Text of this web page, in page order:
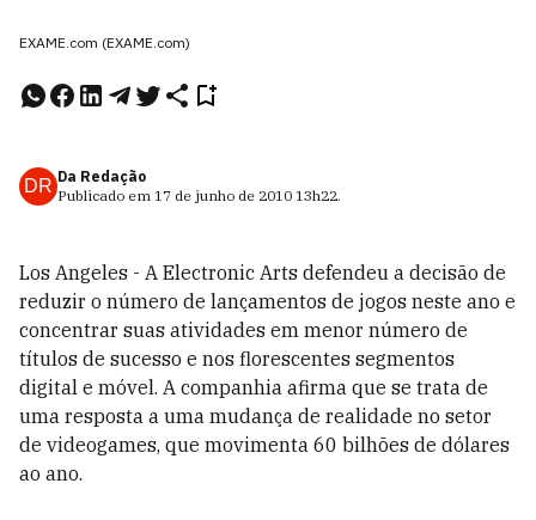
EXAME.com (EXAME.com)
DR Da Redação
Publicado em 17 de junho de 2010 13h22.
Los Angeles - A Electronic Arts defendeu a decisão de
reduzir o número de lançamentos de jogos neste ano e
concentrar suas atividades em menor número de
títulos de sucesso e nos florescentes segmentos
digital e móvel. A companhia afirma que se trata de
uma resposta a uma mudança de realidade no setor
de videogames, que movimenta 60 bilhões de dólares
ao ano.